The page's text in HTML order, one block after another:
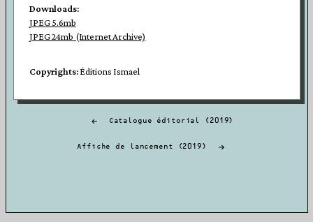
Downloads:
JPEG 5.6mb
JPEG 24mb (Internet Archive)
Copyrights: Éditions Ismael
Catalogue éditorial (2019)
Affiche de lancement (2019)